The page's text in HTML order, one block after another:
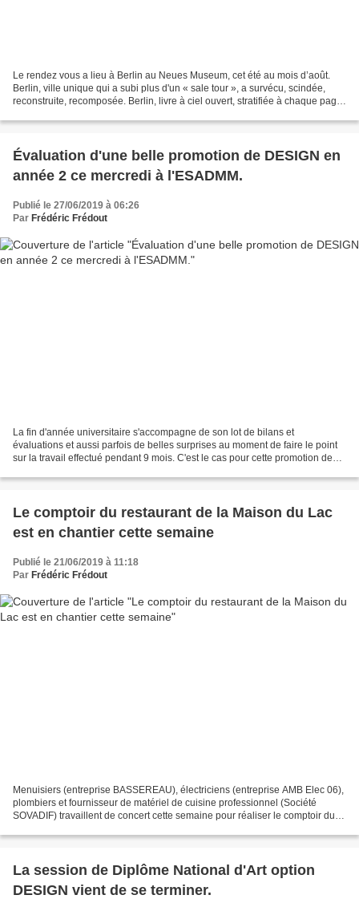
Le rendez vous a lieu à Berlin au Neues Museum, cet été au mois d’août.
Berlin, ville unique qui a subi plus d'un « sale tour », a survécu, scindée,
reconstruite, recomposée. Berlin, livre à ciel ouvert, stratifiée à chaque page
Évaluation d'une belle promotion de DESIGN en
année 2 ce mercredi à l'ESADMM.
Publié le 27/06/2019 à 06:26
Par Frédéric Frédout
La fin d'année universitaire s'accompagne de son lot de bilans et
évaluations et aussi parfois de belles surprises au moment de faire le point
sur la travail effectué pendant 9 mois. C'est le cas pour cette promotion de
Le comptoir du restaurant de la Maison du Lac
est en chantier cette semaine
Publié le 21/06/2019 à 11:18
Par Frédéric Frédout
Menuisiers (entreprise BASSEREAU), électriciens (entreprise AMB Elec 06),
plombiers et fournisseur de matériel de cuisine professionnel (Société
SOVADIF) travaillent de concert cette semaine pour réaliser le comptoir du
La session de Diplôme National d'Art option
DESIGN vient de se terminer.